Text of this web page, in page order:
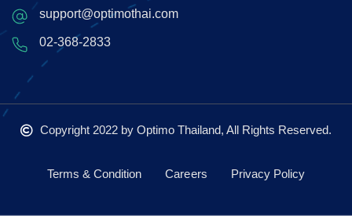
support@optimothai.com
02-368-2833
Copyright 2022 by Optimo Thailand, All Rights Reserved.
Terms & Condition Careers Privacy Policy